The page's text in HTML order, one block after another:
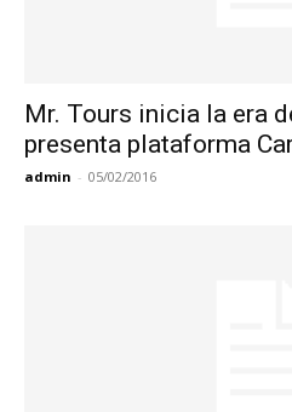
Mr. Tours inicia la era
presenta plataforma
admin - 05/02/2016